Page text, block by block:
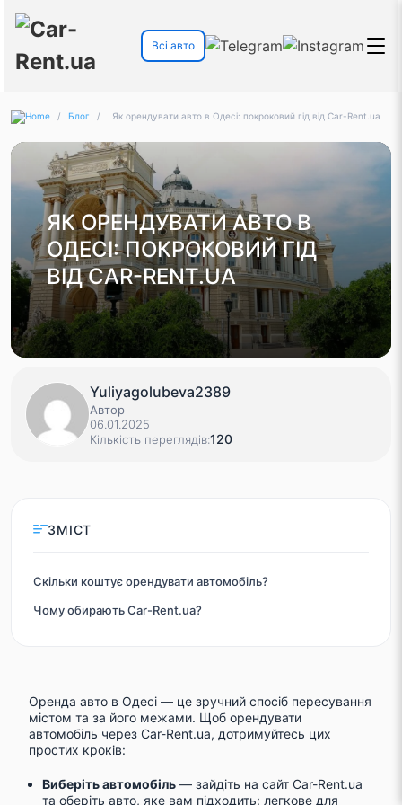
Всі авто
/ Блог / Як орендувати авто в Одесі: покроковий гід від Car-Rent.ua
ЯК ОРЕНДУВАТИ АВТО В
ОДЕСІ: ПОКРОКОВИЙ ГІД
ВІД CAR-RENT.UA
Yuliyagolubeva2389
Автор
06.01.2025
Кількість переглядів:120
ЗМІСТ
Скільки коштує орендувати автомобіль?
Чому обирають Car-Rent.ua?
Оренда авто в Одесі — це зручний спосіб пересування
містом та за його межами. Щоб орендувати
автомобіль через Car-Rent.ua, дотримуйтесь цих
простих кроків:
Виберіть автомобіль — зайдіть на сайт Car-Rent.ua
та оберіть авто, яке вам підходить: легкове для